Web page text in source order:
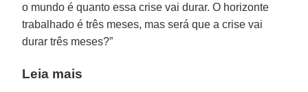
o mundo é quanto essa crise vai durar. O horizonte
trabalhado é três meses, mas será que a crise vai
durar três meses?”
Leia mais